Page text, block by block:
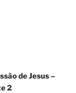
de Jesus –
2